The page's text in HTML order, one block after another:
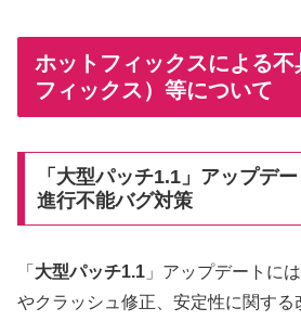
ホットフィックスによる
フィックス）等について
「大型パッチ1.1」アップデ
進行不能バグ対策
「 大型パッチ1.1 」アップデートに
やクラッシュ修正、安定性に関する